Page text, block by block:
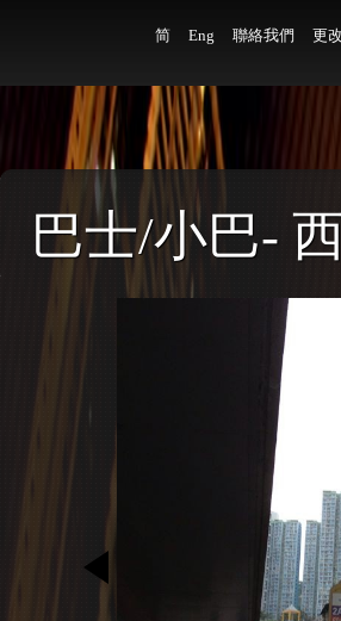
简 Eng 聯絡我們 更
巴士/小巴-